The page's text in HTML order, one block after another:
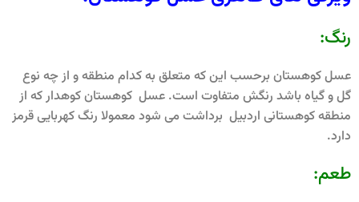
رنگ:
عسل کوهستان برحسب این که متعلق به کدام منطقه و از چه نوع
گل و گیاه باشد رنگش متفاوت است. عسل کوهستان کوهدار که از
منطقه کوهستانی اردبیل برداشت می شود معمولا رنگ کهربایی قرمز
دارد.
طعم: